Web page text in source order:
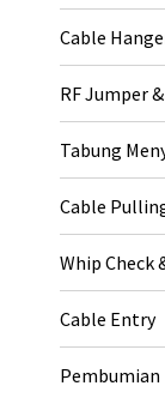
Cable
RF Jumper
Tabung
Cable
Whip Check
Cable Entry
Pembumian